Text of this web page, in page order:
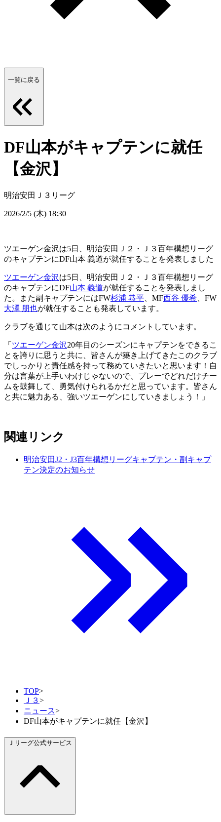
一覧に戻る
DF山本がキャプテンに就任
【金沢】
明治安田Ｊ３リーグ
2026/2/5 (木) 18:30
ツエーゲン金沢は5日、明治安田Ｊ２・Ｊ３百年構想リーグ
のキャプテンにDF山本 義道が就任することを発表しました
ツエーゲン金沢は5日、明治安田Ｊ２・Ｊ３百年構想リーグ
のキャプテンにDF山本 義道が就任することを発表しまし
た。また副キャプテンにはFW杉浦 恭平 、MF西谷 優希 、FW
大澤 朋也が就任することも発表しています。
クラブを通じて山本は次のようにコメントしています。
「 ツエーゲン金沢20年目のシーズンにキャプテンをできるこ
とを誇りに思うと共に、皆さんが築き上げてきたこのクラブ
でしっかりと責任感を持って務めていきたいと思います！自
分は言葉が上手いわけじゃないので、プレーでどれだけチー
ムを鼓舞して、勇気付けられるかだと思っています。皆さん
と共に魅力ある、強いツエーゲンにしていきましょう！」
関連リンク
明治安田J2・J3百年構想リーグキャプテン・副キャプ
テン決定のお知らせ
TOP>
Ｊ３>
ニュース>
DF山本がキャプテンに就任【金沢】
Ｊリーグ公式サービス